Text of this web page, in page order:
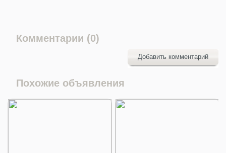
Комментарии (0)
Добавить комментарий
Похожие объявления